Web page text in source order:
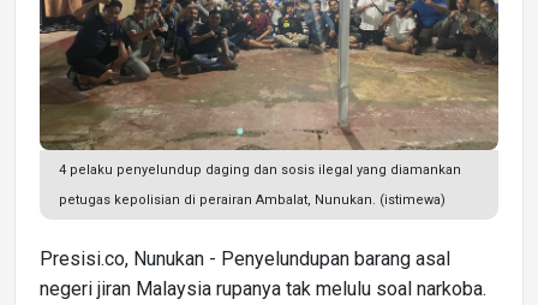
4 pelaku penyelundup daging dan sosis ilegal yang diamankan
petugas kepolisian di perairan Ambalat, Nunukan. (istimewa)
Presisi.co, Nunukan - Penyelundupan barang asal
negeri jiran Malaysia rupanya tak melulu soal narkoba.